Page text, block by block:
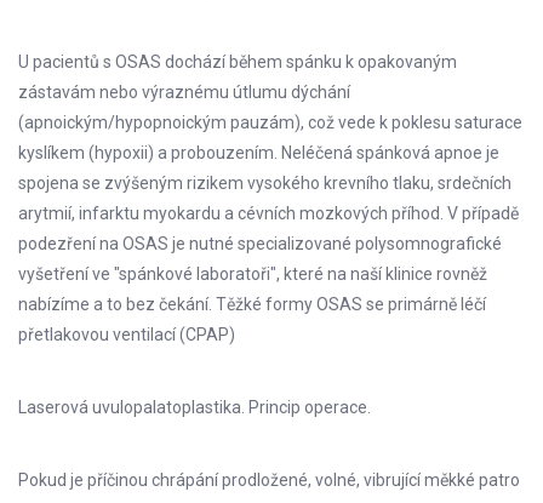
U pacientů s OSAS dochází během spánku k opakovaným
zástavám nebo výraznému útlumu dýchání
(apnoickým/hypopnoickým pauzám), což vede k poklesu saturace
kyslíkem (hypoxii) a probouzením. Neléčená spánková apnoe je
spojena se zvýšeným rizikem vysokého krevního tlaku, srdečních
arytmií, infarktu myokardu a cévních mozkových příhod. V případě
podezření na OSAS je nutné specializované polysomnografické
vyšetření ve "spánkové laboratoři", které na naší klinice rovněž
nabízíme a to bez čekání. Těžké formy OSAS se primárně léčí
přetlakovou ventilací (CPAP)
Laserová uvulopalatoplastika. Princip operace.
Pokud je příčinou chrápání prodložené, volné, vibrující měkké patro